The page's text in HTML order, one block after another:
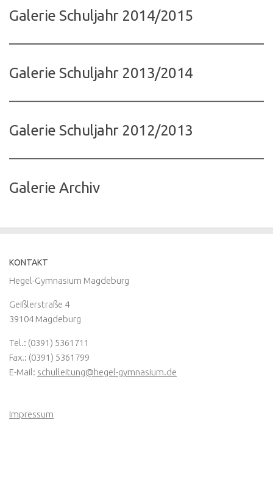
Galerie Schuljahr 2014/2015
Galerie Schuljahr 2013/2014
Galerie Schuljahr 2012/2013
Galerie Archiv
KONTAKT
Hegel-Gymnasium Magdeburg
Geißlerstraße 4
39104 Magdeburg
Tel.: (0391) 5361711
Fax.: (0391) 5361799
E-Mail: schulleitung@hegel-gymnasium.de
Impressum